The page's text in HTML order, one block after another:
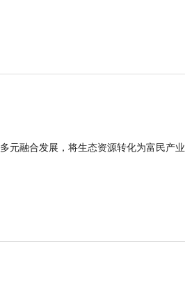
元融合发展，将生态资源转化为富民产